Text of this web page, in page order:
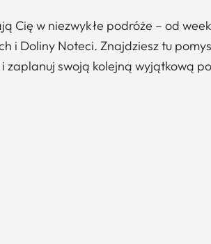
Cię w niezwykłe podróże – od
i Doliny Noteci. Znajdziesz tu
swoją kolejną wyjątkową